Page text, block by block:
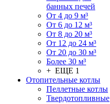
банных печей
От 4 до 9 м³
От 6 до 12 м³
От 8 до 20 м³
От 12 до 24 м³
От 20 до 30 м³
Более 30 м³
+ ЕЩЕ 1
Отопительные котлы
Пеллетные котлы
Твердотопливные